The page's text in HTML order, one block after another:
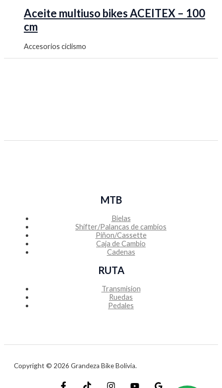
Aceite multiuso bikes ACEITEX – 100
cm
Accesorios ciclismo
MTB
Bielas
Shifter/Palancas de cambios
Piñon/Cassette
Caja de Cambio
Cadenas
RUTA
Transmision
Ruedas
Pedales
Copyright © 2026 Grandeza Bike Bolivia.